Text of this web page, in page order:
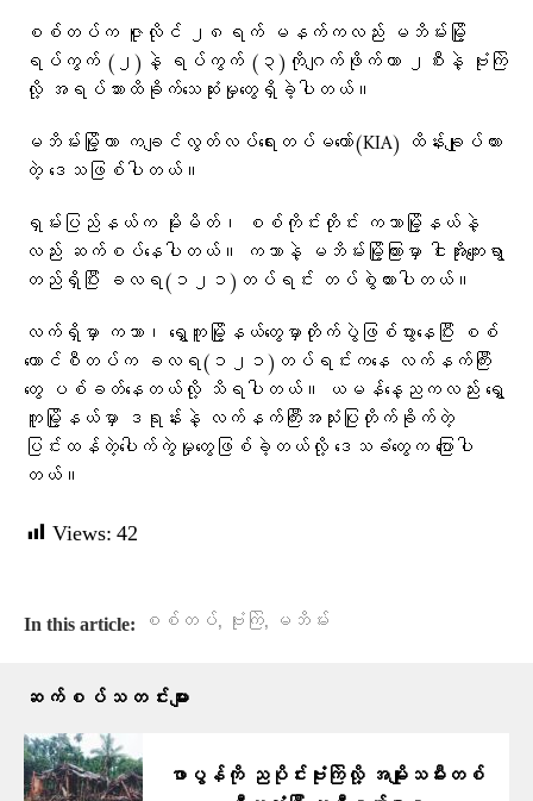
စစ်တပ်က ဇူလိုင် ၂၈ရက် မနက်ကလည်း မဘိမ်းမြို့
ရပ်ကွက် (၂)နဲ့ ရပ်ကွက် (၃)ကိုဂျက်ဖိုက်တာ ၂စီးနဲ့ ဗုံးကြဲ
လို့ အရပ်သားထိခိုက်သေဆုံးမှုတွေရှိခဲ့ပါတယ်။
မဘိမ်းမြို့ဟာ ကချင်လွတ်လပ်ရေးတပ်မတော်(KIA) ထိန်းချုပ်ထား
တဲ့ ဒေသဖြစ်ပါတယ်။
ရှမ်းပြည်နယ်က မိုးမိတ်၊ စစ်ကိုင်းတိုင်း ကသာမြို့နယ်နဲ့
လည်း ဆက်စပ်နေပါတယ်။ ကသာနဲ့ မဘိမ်းမြို့ကြားမှာ ငါးအိုးကျေးရွာ
တည်ရှိပြီး ခလရ(၁၂၁)တပ်ရင်း တပ်စွဲထားပါတယ်။
လက်ရှိမှာ ကသာ၊ ရွှေကူမြို့နယ်တွေမှာတိုက်ပွဲဖြစ်ပွားနေပြီး စစ်
ကောင်စီတပ်က ခလရ(‌၁၂၁)တပ်ရင်းကနေ လက်နက်ကြီး
တွေ ပစ်ခတ်နေတယ်လို့ သိရပါတယ်။ ယမန်နေ့ညကလည်း ရွှေ
ကူမြို့နယ်မှာ ဒရုန်းနဲ့ လက်နက်ကြီးအသုံးပြုတိုက်ခိုက်တဲ့
ပြင်းထန်တဲ့ပေါက်ကွဲမှုတွေဖြစ်ခဲ့တယ်လို့ ဒေသခံတွေက ပြောပါ
တယ်။
Views: 42
In this article: စစ်တပ်, ဗုံးကြဲ, မဘိမ်း
ဆက်စပ်သတင်းများ
ဖာပွန်ကို ညပိုင်းဗုံးကြဲလို့ အမျိုးသမီးတစ်